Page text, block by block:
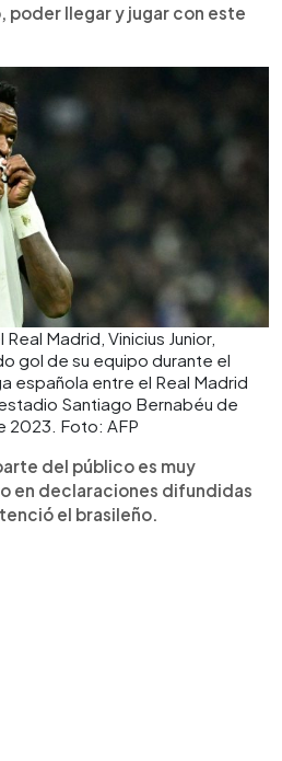
poder llegar y jugar con este
Madrid, Vinicius Junior,
gol de su equipo durante el
española entre el Real Madrid
Santiago Bernabéu de
2023. Foto: AFP
del público es muy
en declaraciones difundidas
el brasileño.